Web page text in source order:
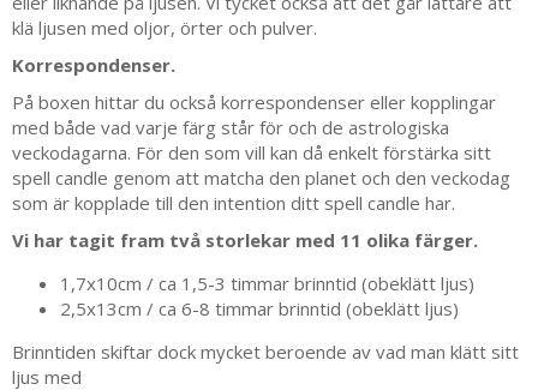
klä ljusen med oljor, örter och pulver.
Korrespondenser.
På boxen hittar du också korrespondenser eller kopplingar
med både vad varje färg står för och de astrologiska
veckodagarna. För den som vill kan då enkelt förstärka sitt
spell candle genom att matcha den planet och den veckodag
som är kopplade till den intention ditt spell candle har.
Vi har tagit fram två storlekar med 11 olika färger.
1,7x10cm / ca 1,5-3 timmar brinntid (obeklätt ljus)
2,5x13cm / ca 6-8 timmar brinntid (obeklätt ljus)
Brinntiden skiftar dock mycket beroende av vad man klätt sitt
ljus med